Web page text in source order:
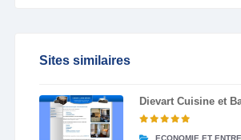
Sites similaires
Dievart Cuisine et
ECONOMIE ET